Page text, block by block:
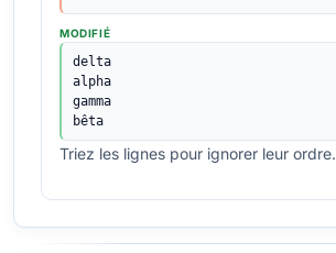
MODIFIÉ
delta
alpha
gamma
bêta
Triez les lignes pour ignorer leur ordre.